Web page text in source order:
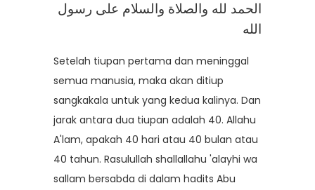
الحمد لله والصلاة والسلام على رسول
الله
Setelah tiupan pertama dan meninggal
semua manusia, maka akan ditiup
sangkakala untuk yang kedua kalinya. Dan
jarak antara dua tiupan adalah 40. Allahu
A'lam, apakah 40 hari atau 40 bulan atau
40 tahun. Rasulullah shallallahu 'alayhi wa
sallam bersabda di dalam hadits Abu